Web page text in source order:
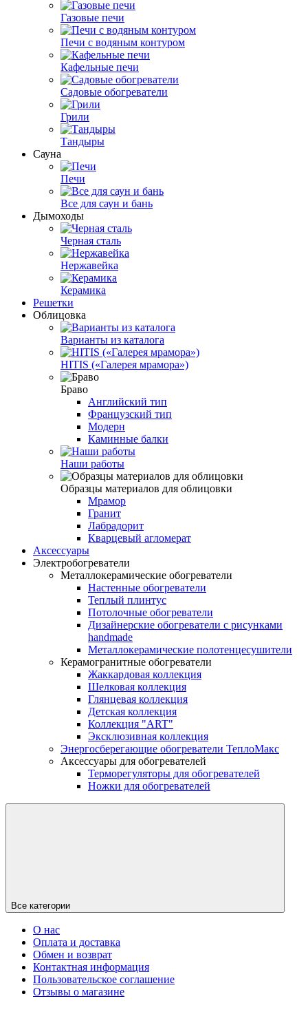
Газовые печи
Печи с водяным контуром
Кафельные печи
Садовые обогреватели
Грили
Тандыры
Сауна
Печи
Все для саун и бань
Дымоходы
Черная сталь
Нержавейка
Керамика
Решетки
Облицовка
Варианты из каталога
HITIS («Галерея мрамора»)
Браво
Английский тип
Французский тип
Модерн
Каминные балки
Наши работы
Образцы материалов для облицовки
Мрамор
Гранит
Лабрадорит
Кварцевый агломерат
Аксессуары
Электробогреватели
Металлокерамические обогреватели
Настенные обогреватели
Теплый плинтус
Потолочные обогреватели
Дизайнерские обогреватели с рисунками
handmade
Металлокерамические полотенцесушители
Керамогранитные обогреватели
Жаккардовая коллекция
Шелковая коллекция
Глянцевая коллекция
Детская коллекция
Коллекция "ART"
Эксклюзивная коллекция
Энергосберегающие обогреватели ТеплоМакс
Аксессуары для обогревателей
Терморегуляторы для обогревателей
Ножки для обогревателей
Все категории
О нас
Оплата и доставка
Обмен и возврат
Контактная информация
Пользовательское соглашение
Отзывы о магазине